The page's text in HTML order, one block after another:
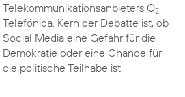
Telekommunikationsanbieters O2
Telefónica. Kern der Debatte ist, ob
Social Media eine Gefahr für die
Demokratie oder eine Chance für
die politische Teilhabe ist.